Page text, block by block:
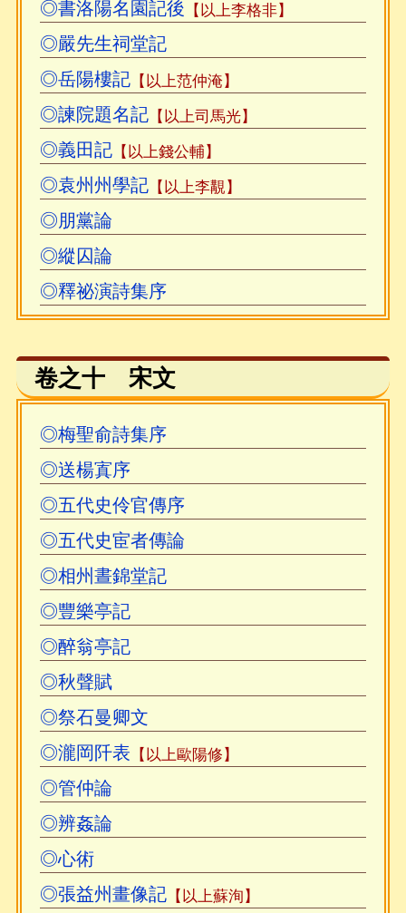
◎書洛陽名園記後 【以上李格非】
◎嚴先生祠堂記
◎岳陽樓記【以上范仲淹】
◎諫院題名記【以上司馬光】
◎義田記【以上錢公輔】
◎袁州州學記【以上李覯】
◎朋黨論
◎縱囚論
◎釋祕演詩集序
卷之十 宋文
◎梅聖俞詩集序
◎送楊寘序
◎五代史伶官傳序
◎五代史宦者傳論
◎相州晝錦堂記
◎豐樂亭記
◎醉翁亭記
◎秋聲賦
◎祭石曼卿文
◎瀧岡阡表 【以上歐陽修】
◎管仲論
◎辨姦論
◎心術
◎張益州畫像記【以上蘇洵】